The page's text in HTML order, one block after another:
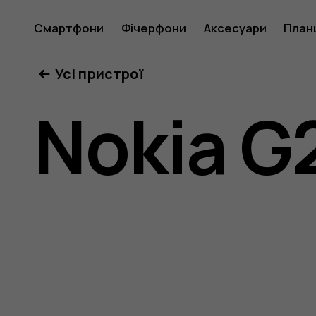
Nokia
G22
user
Смартфони Фічерфони Аксесуари
Усі пристрої
Nokia